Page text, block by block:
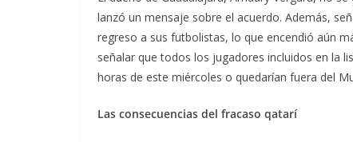
lanzó un mensaje sobre el acuerdo. Además,
regreso a sus futbolistas, lo que encendió aún
señalar que todos los jugadores incluidos en la
horas de este miércoles o quedarían fuera del
Las consecuencias del fracaso qatarí